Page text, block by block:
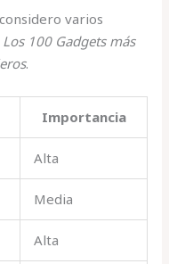
varios
Los 100 Gadgets más
.
Importancia
Alta
Media
Alta